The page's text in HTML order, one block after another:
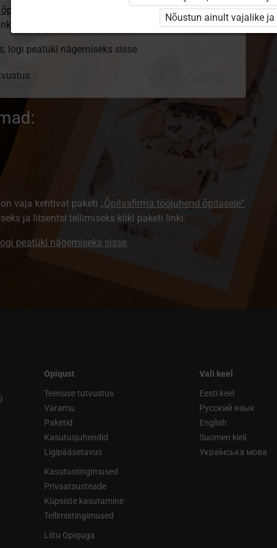
litsentsi. Paketiga tutvumiseks ja litsentsi
logi peatüki nägemiseks sisse.
vaja kehtivat paketi „Õpilasfirma tööjuhend õpilasele”
ja litsentsi tellimiseks kliki paketi linki.
peatüki nägemiseks sisse.
Opiqust
Teenuse tutvustus
Varamu
Paketid
Kasutusjuhendid
Ligipääsetavus
Kasutustingimused
Privaatsusteade
Küpsiste kasutamine
Tellimistingimused
Liitu Opiquga
Vali keel
Eesti keel
Русский язык
English
Suomen kieli
Українська мова
Nõustun ainult vajalike